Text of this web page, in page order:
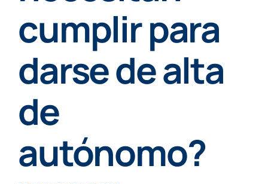
Contenidos
cumplir para
darse de alta
de
autónomo?